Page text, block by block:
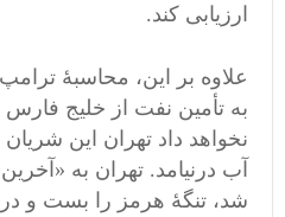
ارزیابی کند.
علاوه بر این، محاسبۀ
به تأمین نفت از خلیج فارس
نخواهد داد تهران این شریان
آب درنیامد. تهران به
شد، تنگۀ هرمز را بست و در